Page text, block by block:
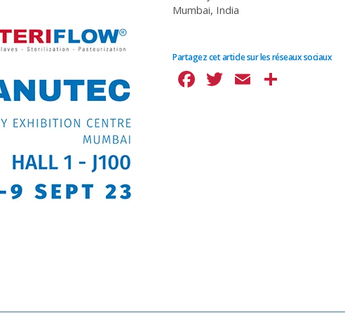
Mumbai, India
Partagez cet article sur les réseaux sociaux
Facebook
Twitter
Email